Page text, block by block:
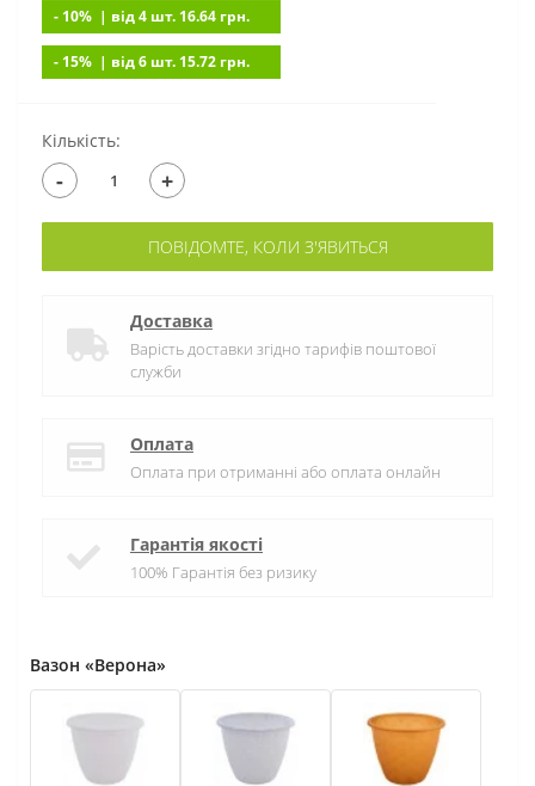
- 10% | вiд 4 шт. 16.64 грн.
- 15% | вiд 6 шт. 15.72 грн.
Кількість:
- +
ПОВІДОМТЕ, КОЛИ З'ЯВИТЬСЯ
Доставка
Варість доставки згідно тарифів поштової
служби
Оплата
Оплата при отриманні або оплата онлайн
Гарантія якості
100% Гарантія без ризику
Вазон «Верона»